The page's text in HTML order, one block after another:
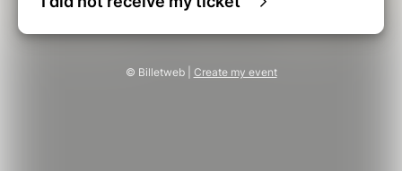
© Billetweb | Create my event